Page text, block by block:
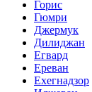
Горис
Гюмри
Джермук
Дилиджан
Егвард
Ереван
Ехегнадзор